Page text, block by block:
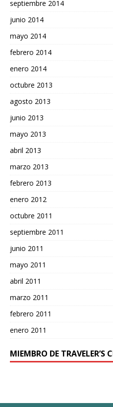
septiembre 2014
junio 2014
mayo 2014
febrero 2014
enero 2014
octubre 2013
agosto 2013
junio 2013
mayo 2013
abril 2013
marzo 2013
febrero 2013
enero 2012
octubre 2011
septiembre 2011
junio 2011
mayo 2011
abril 2011
marzo 2011
febrero 2011
enero 2011
MIEMBRO DE TRAVELER’S